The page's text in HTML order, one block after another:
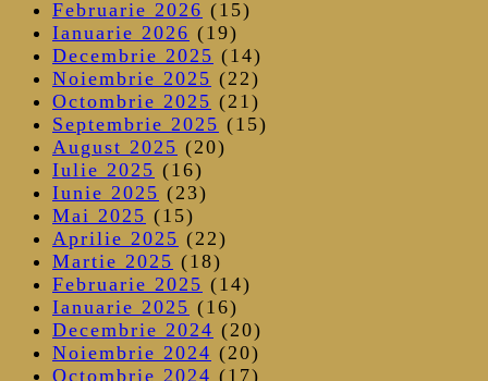
Februarie 2026 (15)
Ianuarie 2026 (19)
Decembrie 2025 (14)
Noiembrie 2025 (22)
Octombrie 2025 (21)
Septembrie 2025 (15)
August 2025 (20)
Iulie 2025 (16)
Iunie 2025 (23)
Mai 2025 (15)
Aprilie 2025 (22)
Martie 2025 (18)
Februarie 2025 (14)
Ianuarie 2025 (16)
Decembrie 2024 (20)
Noiembrie 2024 (20)
Octombrie 2024 (17)